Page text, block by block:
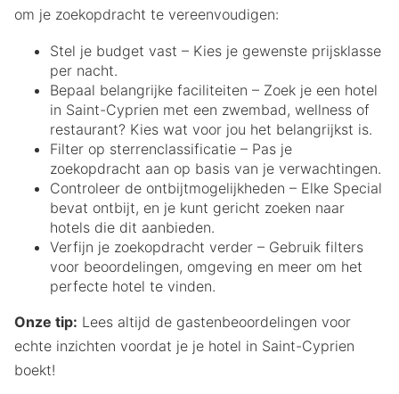
om je zoekopdracht te vereenvoudigen:
Stel je budget vast – Kies je gewenste prijsklasse
per nacht.
Bepaal belangrijke faciliteiten – Zoek je een hotel
in Saint-Cyprien met een zwembad, wellness of
restaurant? Kies wat voor jou het belangrijkst is.
Filter op sterrenclassificatie – Pas je
zoekopdracht aan op basis van je verwachtingen.
Controleer de ontbijtmogelijkheden – Elke Special
bevat ontbijt, en je kunt gericht zoeken naar
hotels die dit aanbieden.
Verfijn je zoekopdracht verder – Gebruik filters
voor beoordelingen, omgeving en meer om het
perfecte hotel te vinden.
Onze tip: Lees altijd de gastenbeoordelingen voor
echte inzichten voordat je je hotel in Saint-Cyprien
boekt!